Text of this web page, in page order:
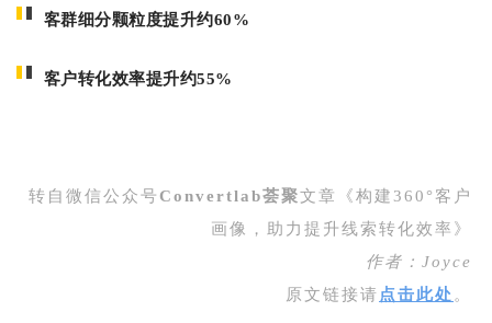
客群细分颗粒度提升约60%
客户转化效率提升约55%
转自微信公众号 Convertlab荟聚文章《构建360°客户
画像，助力提升线索转化效率》
作者：Joyce
原文链接请 点击此处。